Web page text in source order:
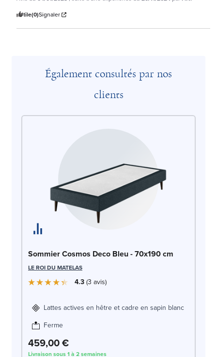
Utile(0)Signaler
Également consultés par nos
clients
Sommier Cosmos Deco Bleu - 70x190 cm
LE ROI DU MATELAS
4.3 3 avis
Lattes actives en hêtre et cadre en sapin blanc
Ferme
459,00 €
Livraison sous 1 à 2 semaines